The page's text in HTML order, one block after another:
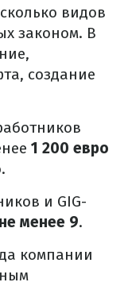
видов
законом. В
создание
1 200 евро
и GIG-
не менее 9.
компании